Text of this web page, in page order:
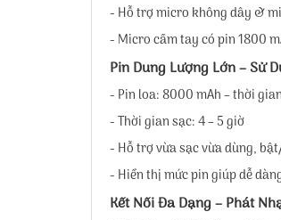
- Hỗ trợ micro không dây &
- Micro cầm tay có pin 1800
Pin Dung Lượng Lớn – Sử
- Pin loa: 8000 mAh – thời
- Thời gian sạc: 4 – 5 giờ
- Hỗ trợ vừa sạc vừa dùng,
- Hiển thị mức pin giúp dễ
Kết Nối Đa Dạng – Phát